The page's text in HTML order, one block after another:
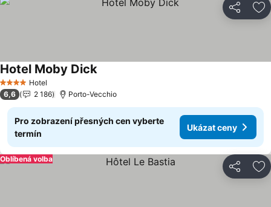
Sdílet
4 Počet hvězdiček
Hotel
Hotel Moby Dick
6,6 2 186 Porto-Vecchio
Pro zobrazení přesných cen vyberte
termín
Ukázat ceny
Sdílet
Oblíbená volba